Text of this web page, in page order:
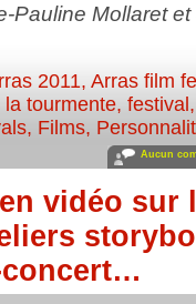
Pauline Mollaret
2011,Arras film
la tourmente,festival
, Films,
Aucun
vidéo sur
concert…